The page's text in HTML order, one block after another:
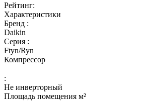
Рейтинг:
Характеристики
Бренд :
Daikin
Серия :
Ftyn/Ryn
Компрессор
:
Не инверторный
Площадь помещения м²